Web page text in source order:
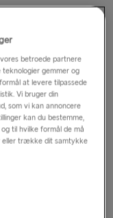
(benzin, diesel
Sørg for, at
før afrejse.
betroede partnere
teknologier gemmer og
at levere tilpassede
Vi bruger din
som vi kan annoncere
kan du bestemme,
til hvilke formål de må
eller trække dit samtykke